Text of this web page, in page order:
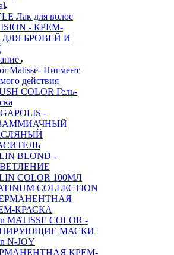
Лак для волос
- КРЕМ-
БРОВЕЙ И
Matisse- Пигмент
действия
COLOR Гель-
-
BLOND -
COLOR 100МЛ
COLLECTION
КРАСКА
MATISSE COLOR -
МАСКИ
N-JOY
КРЕМ-